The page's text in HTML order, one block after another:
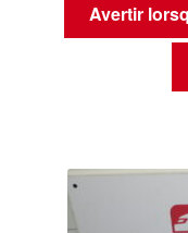
Avertir